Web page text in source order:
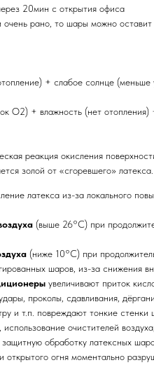
20мин с открытия офиса
очень рано, то шары можно
+ слабое солнце (меньше
O2) + влажность (нет отопления)
реакция окисления
золой от «сгоревшего» латекса.
латекса из-за локального
(выше 26°C) при
(ниже 10°C) при
шаров, из-за снижения
увеличивают приток
проколы, сдавливания,
и т.п. повреждают тонкие
использование очистителей
защитную обработку латексных
открытого огня моментально